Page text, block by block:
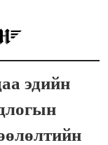
эдийн